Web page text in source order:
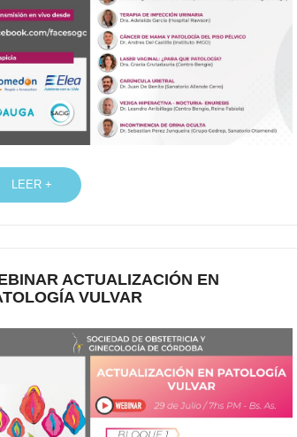
LEER +
ACTUALIZACIÓN EN
VULVAR